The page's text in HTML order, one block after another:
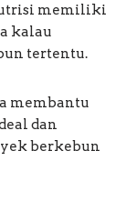
memiliki
kalau
tertentu.
membantu
dan
berkebun